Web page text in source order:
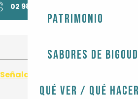
Patrimonio
Sabores de
Qué ver / Qué
02 98 91 32
Señalar un error